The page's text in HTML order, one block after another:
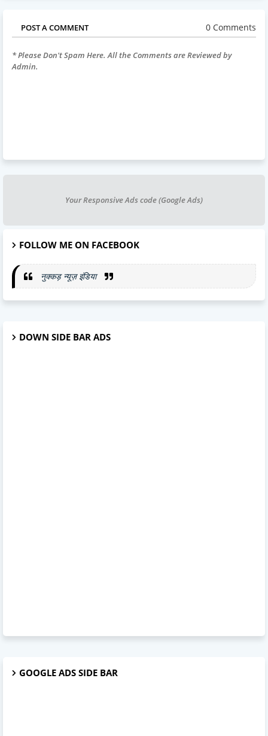
POST A COMMENT 0 Comments
* Please Don't Spam Here. All the Comments are Reviewed by
Admin.
Your Responsive Ads code (Google Ads)
FOLLOW ME ON FACEBOOK
नुक्कड़ न्यूज़ इंडिया
DOWN SIDE BAR ADS
GOOGLE ADS SIDE BAR